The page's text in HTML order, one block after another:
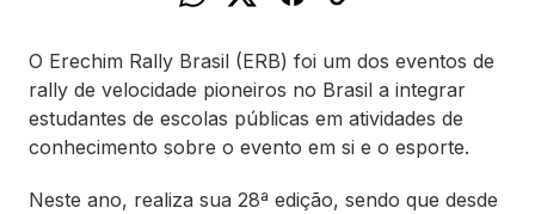
O Erechim Rally Brasil (ERB) foi um dos eventos de
rally de velocidade pioneiros no Brasil a integrar
estudantes de escolas públicas em atividades de
conhecimento sobre o evento em si e o esporte.
Neste ano, realiza sua 28ª edição, sendo que desde